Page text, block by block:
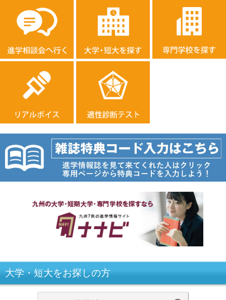
大学・短大をお探しの方